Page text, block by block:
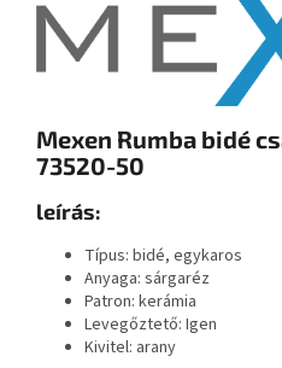
Mexen Rumba bidé
73520-50
leírás:
Típus: bidé, egykaros
Anyaga: sárgaréz
Patron: kerámia
Levegőztető: Igen
Kivitel: arany